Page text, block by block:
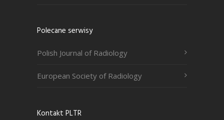
Polecane serwisy
Polish Journal of Radiology
European Society of Radiology
Kontakt PLTR